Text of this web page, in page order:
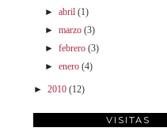
►abril (1)
►marzo (3)
►febrero (3)
►enero (4)
► 2010 (12)
VISITAS